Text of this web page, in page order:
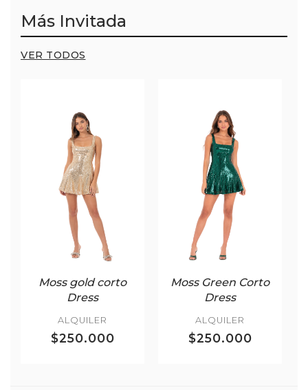
Más Invitada
VER TODOS
Moss gold corto
Dress
ALQUILER
$250.000
Moss Green Corto
Dress
ALQUILER
$250.000